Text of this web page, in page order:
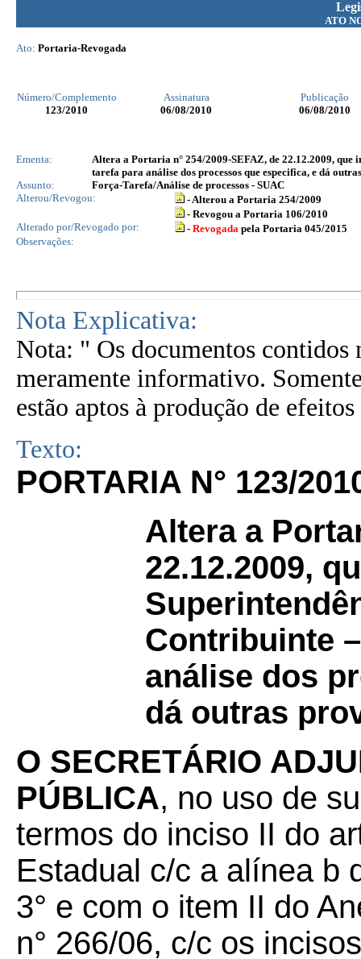
ATO
Ato: Portaria-Revogada
Número/Complemento Assinatura
Publicação
123/2010 06/08/2010 06/08/2010
Ementa:
Altera a Portaria n° 254/2009-SEFAZ, de 22.12.2009,
tarefa para análise dos processos que especifica, e dá
Assunto:
Força-Tarefa/Análise de processos - SUAC
Alterou/Revogou:
- Alterou a Portaria 254/2009
- Revogou a Portaria 106/2010
Alterado por/Revogado por:
- Revogada pela Portaria 045/2015
Observações:
Nota Explicativa:
Nota: " Os documentos contidos
meramente informativo.
estão aptos à produção de
Texto:
PORTARIA N° 123/
Altera a
22.12.2009,
Contribuinte
análise dos
dá outras
O SECRETÁRIO
PÚBLICA, no uso de
termos do inciso II do
Estadual c/c a alínea b
3° e com o item II do
n° 266/06, c/c os